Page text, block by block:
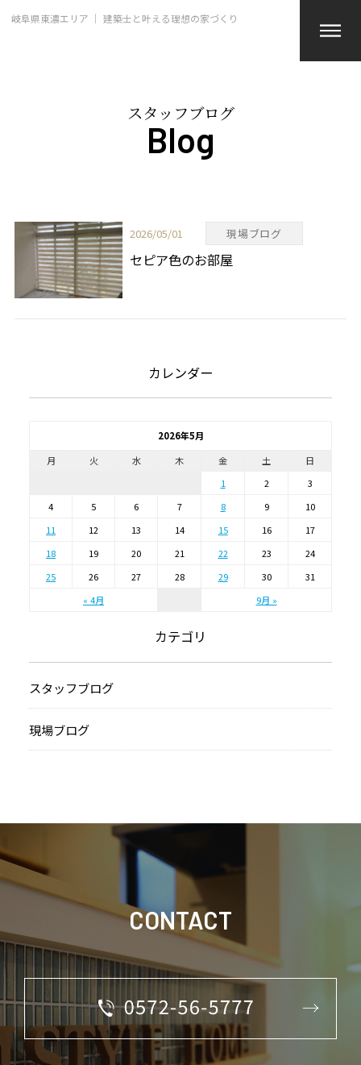
岐阜県東濃エリア ｜ 建築士と叶える理想の家づくり
Blog
スタッフブログ
2026/05/01 現場ブログ
セピア色のお部屋
カレンダー
2026年5月
月
火 水 木 金 土 日
« 4月 9月 »
1 2
3
4
5 6 7 8 9
10
11
12 13 14 15 16
17
18
19 20 21 22 23
24
25
26 27 28 29 30 31
カテゴリ
スタッフブログ
現場ブログ
CONTACT